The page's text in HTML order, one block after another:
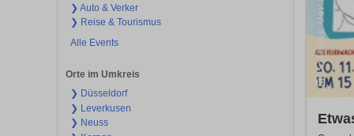
❯ Auto & Verker
❯ Reise & Tourismus
Alle Events
Orte im Umkreis
❯ Düsseldorf
❯ Leverkusen
❯ Neuss